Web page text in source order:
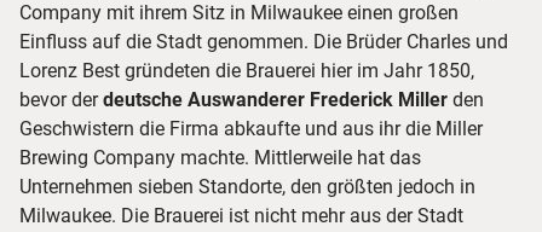
Company mit ihrem Sitz in Milwaukee einen großen
Einfluss auf die Stadt genommen. Die Brüder Charles und
Lorenz Best gründeten die Brauerei hier im Jahr 1850,
bevor derdeutsche Auswanderer Frederick Miller den
Geschwistern die Firma abkaufte und aus ihr die Miller
Brewing Company machte. Mittlerweile hat das
Unternehmen sieben Standorte, den größten jedoch in
Milwaukee. Die Brauerei ist nicht mehr aus der Stadt